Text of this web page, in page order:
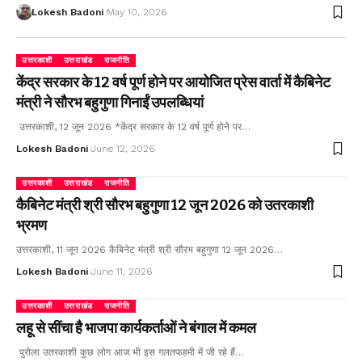
Lokesh Badoni May 10, 2026
उत्तरकाशी उत्तराखंड राजनीति
केंद्र सरकार के 12 वर्ष पूर्ण होने पर आयोजित प्रेस वार्ता में कैबिनेट
मंत्री ने सौरभ बहुगुणा गिनाईं उपलब्धियां
उत्तरकाशी, 12 जून 2026 *केंद्र सरकार के 12 वर्ष पूर्ण होने पर…
Lokesh Badoni June 12, 2026
उत्तरकाशी उत्तराखंड राजनीति
कैबिनेट मंत्री श्री सौरभ बहुगुणा 12 जून 2026 को उतरकाशी
भ्रमण
उत्तरकाशी, 11 जून 2026 कैबिनेट मंत्री श्री सौरभ बहुगुणा 12 जून 2026…
Lokesh Badoni June 11, 2026
उत्तरकाशी उत्तराखंड राजनीति
लहू से सींचा है भाजपा कार्यकर्ताओं ने बंगाल में कमल
पुरोला उतरकाशी कुछ लोग आज भी इस गलतफहमी में जी रहे हैं…